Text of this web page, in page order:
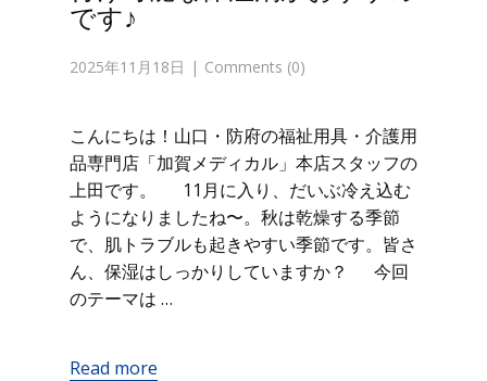
です♪
2025年11月18日 Comments (0)
こんにちは！山口・防府の福祉用具・介護用
品専門店「加賀メディカル」本店スタッフの
上田です。 11月に入り、だいぶ冷え込む
ようになりましたね〜。秋は乾燥する季節
で、肌トラブルも起きやすい季節です。皆さ
ん、保湿はしっかりしていますか？ 今回
のテーマは …
Read more